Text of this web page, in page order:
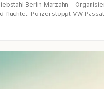
Berlin Marzahn –
flüchtet. Polizei stoppt VW